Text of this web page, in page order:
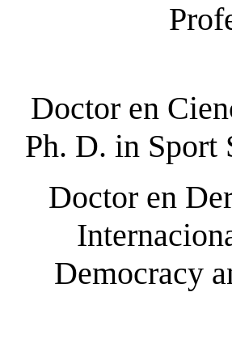
Doctor en
Ph. D. in Sport
Doctor en
Democracy